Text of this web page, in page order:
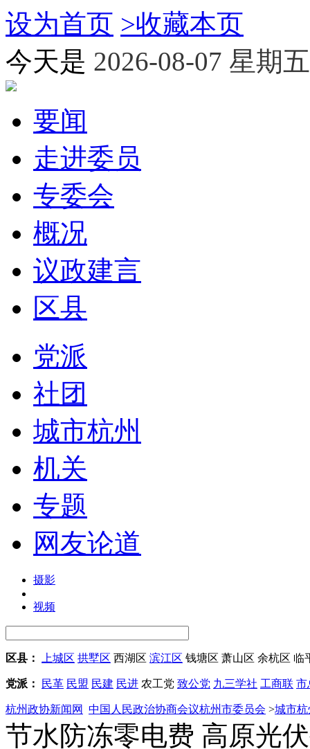
设为首页 >收藏本页
今天是 2026-08-07 星期五
要闻
走进委员
专委会
概况
议政建言
区县
党派
社团
城市杭州
机关
专题
网友论道
摄影
视频
区县： 上城区 拱墅区 西湖区 滨江区 钱塘区 萧山区 余杭区 临
党派： 民革 民盟 民建 民进 农工党 致公党 九三学社 工商联 市
杭州政协新闻网 中国人民政治协商会议杭州市委员会 >城市杭
节水防冻零电费 高原光